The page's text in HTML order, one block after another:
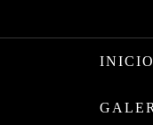
INICIO